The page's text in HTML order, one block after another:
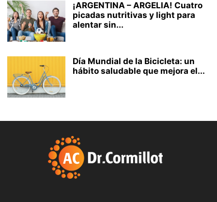
¡ARGENTINA – ARGELIA! Cuatro
picadas nutritivas y light para
alentar sin...
Día Mundial de la Bicicleta: un
hábito saludable que mejora el...